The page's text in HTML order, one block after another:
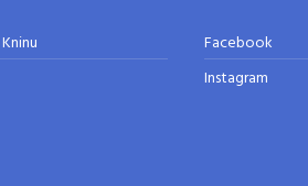
Facebook
Instagram